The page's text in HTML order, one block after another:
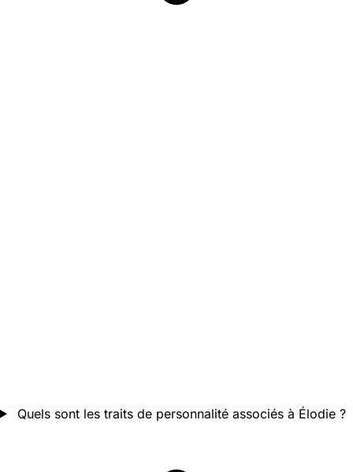
Quels sont les traits de personnalité associés à Élodie ?